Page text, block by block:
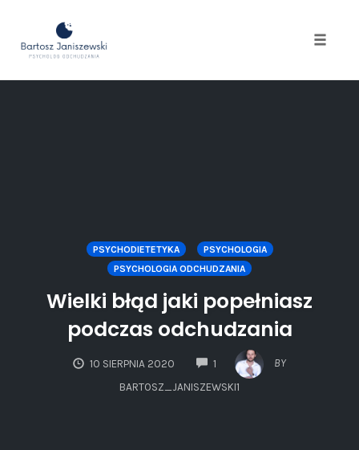
PSYCHODIETETYKA
PSYCHOLOGIA
PSYCHOLOGIA ODCHUDZANIA
Wielki błąd jaki popełniasz
podczas odchudzania
10 SIERPNIA 2020 1
COMMENTS
BY
BARTOSZ_JANISZEWSKI1